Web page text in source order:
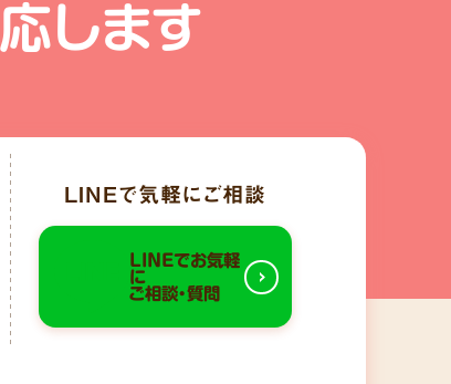
します
LINEで気軽にご相談
LINEでお気軽
に
ご相談・質問